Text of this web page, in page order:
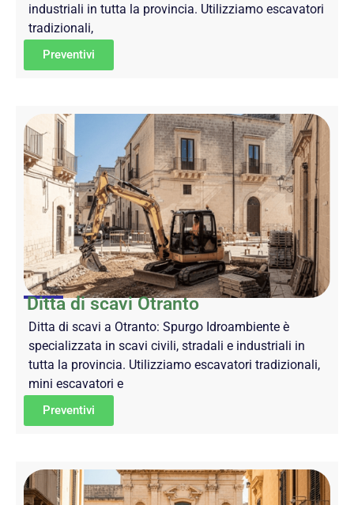
industriali in tutta la provincia. Utilizziamo escavatori
tradizionali,
Preventivi
Ditta di scavi Otranto
Ditta di scavi a Otranto: Spurgo Idroambiente è
specializzata in scavi civili, stradali e industriali in
tutta la provincia. Utilizziamo escavatori tradizionali,
mini escavatori e
Preventivi